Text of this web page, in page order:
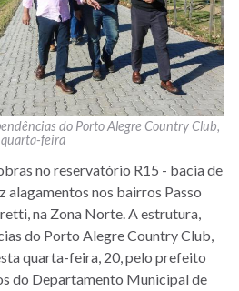
do Porto Alegre Country Club,
feira
no reservatório R15 - bacia de
alagamentos nos bairros Passo
na Zona Norte. A estrutura,
do Porto Alegre Country Club,
quarta-feira, 20, pelo prefeito
do Departamento Municipal de